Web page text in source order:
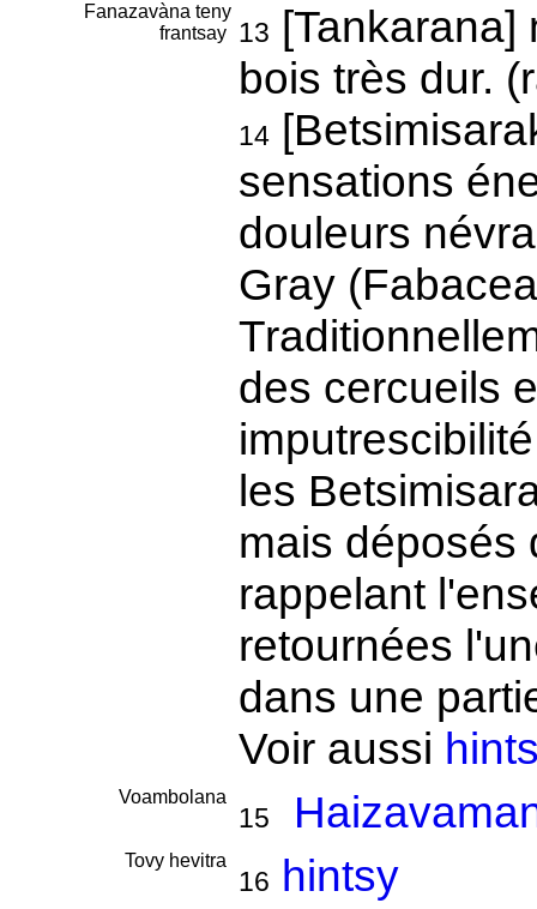
Fanazavàna teny
frantsay
13 [Tankarana]
bois très dur.
14
sensations
douleurs
Gray
des cercueils
les
mais déposés
rappelant
retournées
dans une
Voir aussi
Voambolana
15
Tovy hevitra
16 hintsy